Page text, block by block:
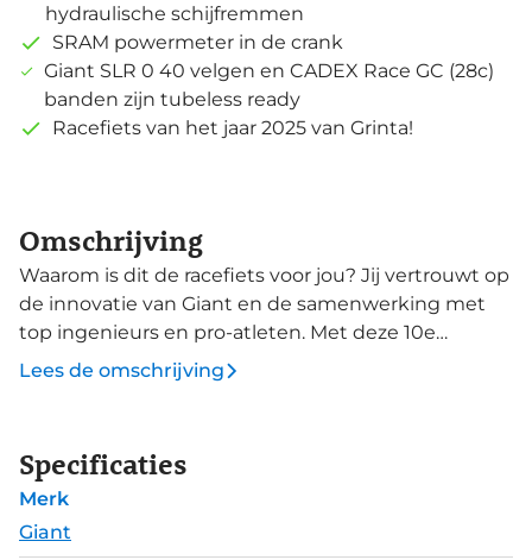
hydraulische schijfremmen
SRAM powermeter in de crank
Giant SLR 0 40 velgen en CADEX Race GC (28c)
banden zijn tubeless ready
Racefiets van het jaar 2025 van Grinta!
Omschrijving
Waarom is dit de racefiets voor jou? Jij vertrouwt op
de innovatie van Giant en de samenwerking met
top ingenieurs en pro-atleten. Met deze 10e
generatie TCR Advanced blijft Giant vooroplopen op
splijtende demarrage. Alle onderdelen vormen een
geheel, zodat de fiets als 1 systeem presteert. De
vernieuwde OverDrive Aero balhoofdbuis in
Lees de omschrijving
Specificaties
Merk
Giant